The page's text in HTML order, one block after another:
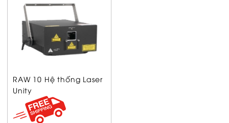
RAW 10 Hệ thống Laser
Unity